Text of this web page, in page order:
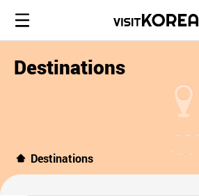
Destinations
Destinations